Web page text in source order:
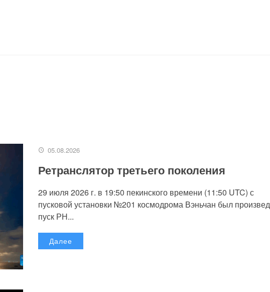
05.08.2026
Ретранслятор третьего поколения
29 июля 2026 г. в 19:50 пекинского времени (11:50 UTC) с
пусковой установки №201 космодрома Вэньчан был
пуск РН...
Далее